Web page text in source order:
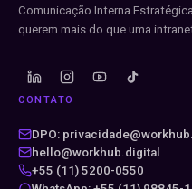
Comunicação Interna
querem mais do que uma
CONTATO
DPO:
hello@workhub.digital
+55 (11) 5200-0550